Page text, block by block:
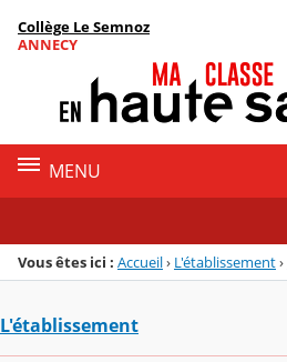
Menu de la rubrique
Contenu
Collège Le Semnoz
ANNECY
MENU
Vous êtes ici : Accueil› L'établissement›
L'établissement